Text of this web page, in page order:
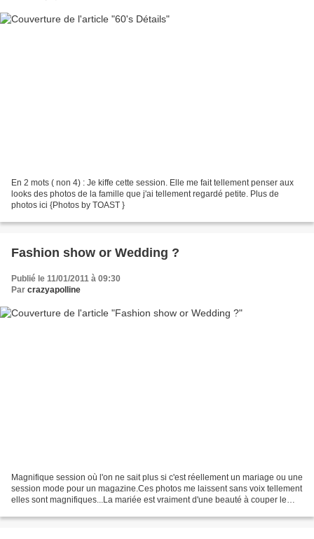
En 2 mots ( non 4) : Je kiffe cette session. Elle me fait tellement penser aux
looks des photos de la famille que j'ai tellement regardé petite. Plus de
photos ici {Photos by TOAST }
Fashion show or Wedding ?
Publié le 11/01/2011 à 09:30
Par crazyapolline
Magnifique session où l'on ne sait plus si c'est réellement un mariage ou une
session mode pour un magazine.Ces photos me laissent sans voix tellement
elles sont magnifiques...La mariée est vraiment d'une beauté à couper le